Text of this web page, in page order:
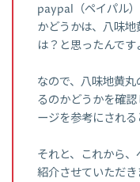
paypal（ペイパル
かどうかは、八味
は？と思ったんです
なので、八味地黄
るのかどうかを確
ージを参考にされる
それと、これから
紹介させていただ